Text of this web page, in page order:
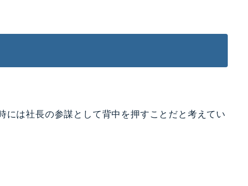
は社長の参謀として背中を押すことだと考えてい